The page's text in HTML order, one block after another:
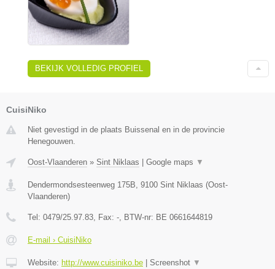
BEKIJK VOLLEDIG PROFIEL
CuisiNiko
Niet gevestigd in de plaats Buissenal en in de provincie
Henegouwen.
Oost-Vlaanderen » Sint Niklaas | Google maps ▼
Dendermondsesteenweg 175B 9100 Sint Niklaas (Oost-
Vlaanderen)
Tel: 0479/25.97.83 , Fax: - , BTW-nr: BE 0661644819
E-mail › CuisiNiko
Website: http://www.cuisiniko.be | Screenshot ▼